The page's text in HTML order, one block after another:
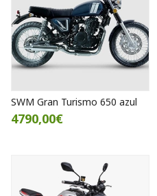
SWM Gran Turismo 650 azul
4790,00€